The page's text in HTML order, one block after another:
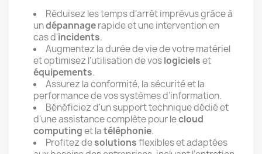
Réduisez les temps d'arrêt imprévus grâce à
undépannagerapide et une intervention en
cas d'incidents.
Augmentez la durée de vie de votre matériel
et optimisez l'utilisation de voslogicielset
équipements.
Assurez la conformité, la sécurité et la
performance de vos systèmes d’information.
Bénéficiez d'un support technique dédié et
d'une assistance complète pour lecloud
computinget latéléphonie.
Profitez desolutionsflexibles et adaptées